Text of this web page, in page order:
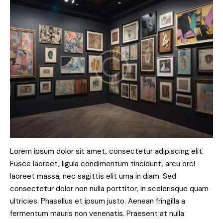
Lorem ipsum dolor sit amet, consectetur adipiscing elit.
Fusce laoreet, ligula condimentum tincidunt, arcu orci
laoreet massa, nec sagittis elit urna in diam. Sed
consectetur dolor non nulla porttitor, in scelerisque quam
ultricies. Phasellus et ipsum justo. Aenean fringilla a
fermentum mauris non venenatis. Praesent at nulla